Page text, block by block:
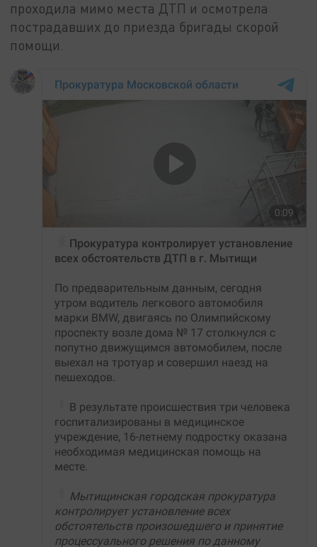
проходила мимо места ДТП и осмотрела
пострадавших до приезда бригады скорой
помощи.